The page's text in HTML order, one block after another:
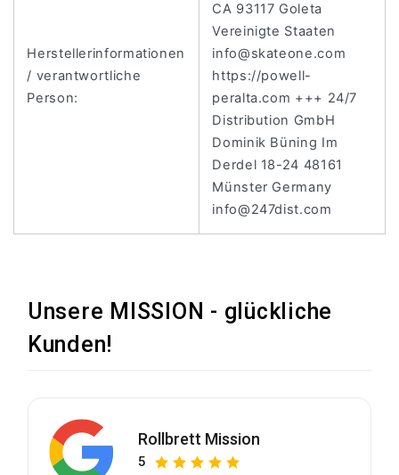
Herstellerinformationen
/ verantwortliche
Person:
CA 93117 Goleta
Vereinigte Staaten
info@skateone.com
https://powell-
peralta.com +++ 24/7
Distribution GmbH
Dominik Büning Im
Derdel 18-24 48161
Münster Germany
info@247dist.com
Unsere MISSION - glückliche
Kunden!
Rollbrett Mission
5